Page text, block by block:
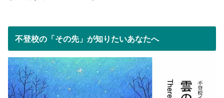
不登校の「その先」が知りたいあなたへ